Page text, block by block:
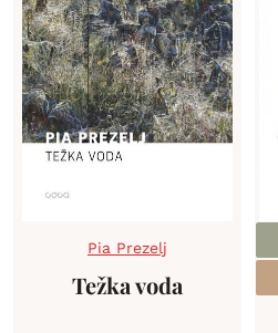
Pia Prezelj
Težka voda